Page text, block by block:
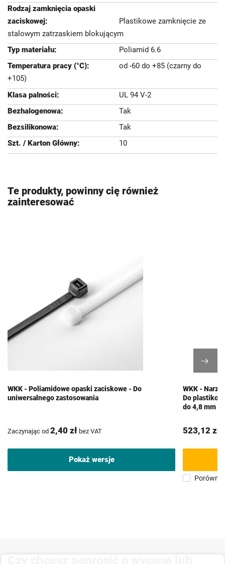
Plastikowe zamknięcie ze
stalowym zatrzaskiem blokującym
Poliamid 6.6
od -60 do +85 (czarny do
+105)
UL 94 V-2
Tak
Tak
10
Te produkty, powinny cię również
zainteresować
WKK - Poliamidowe opaski zaciskowe - Do
uniwersalnego zastosowania
Zaczynając od 2,40 zł bez VAT
Pokaż wersje
WKK -
Do
do 4,8 mm -
523,12 zł
Porównaj